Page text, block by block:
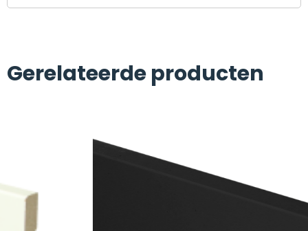
Gerelateerde producten